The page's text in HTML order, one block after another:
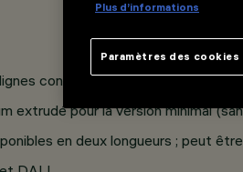
continues.
extrudé pour la version minimal
en deux longueurs ; peut
Plus d’informations
Paramètres des cookies